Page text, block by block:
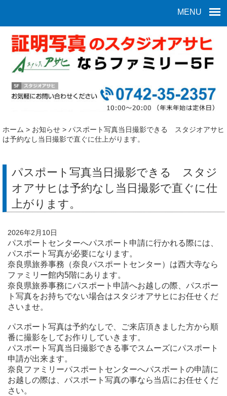
MENU
ホーム > お知らせ > パスポート写真当日撮影できる スタジオアサヒ
は予約なし当日撮影で直ぐに仕上がります。
パスポート写真当日撮影できる スタジ
オアサヒは予約なし当日撮影で直ぐに仕
上がります。
2026年2月10日
パスポートセンターへパスポート申請に行かれる際には、
パスポート写真が必要になります。
奈良県旅券事務（奈良パスポートセンター）は西大寺なら
ファミリー館内5階にあります。
奈良県旅券事務にパスポート申請へお越しの際、パスポー
ト写真をお持ちでない場合はスタジオアサヒにお任せくだ
さいませ。
パスポート写真は予約なしで、ご来店頂きました方から順
番に撮影をしてお作りしていきます。
パスポート写真当日撮影できる事でスムーズにパスポート
申請が出来ます。
奈良ファミリーパスポートセンターへパスポートの申請に
お越しの際は、パスポート写真の事なら当店にお任せくだ
さい。